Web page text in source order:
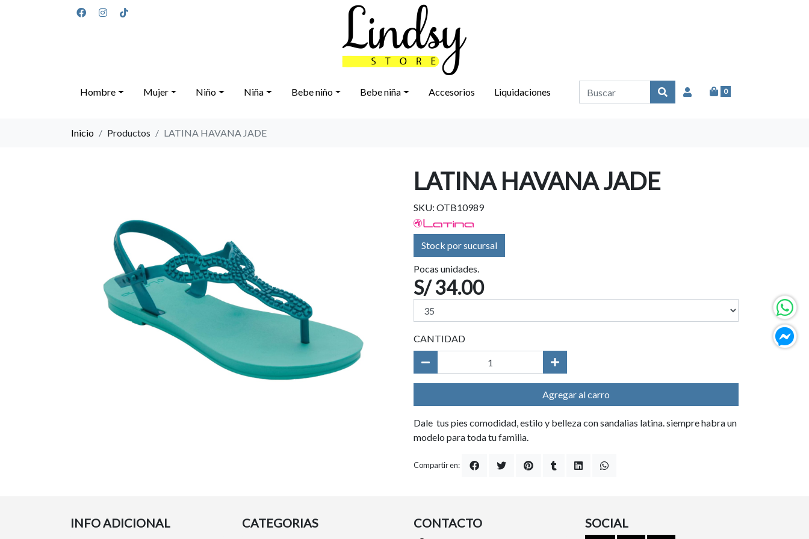
0
Hombre Mujer Niño Niña Bebe niño Bebe niña Accesorios Liquidaciones
Inicio Productos LATINA HAVANA JADE
LATINA HAVANA JADE
SKU: OTB10989
Stock por sucursal
Pocas unidades.
S/ 34.00
CANTIDAD
Agregar al carro
Dale tus pies comodidad, estilo y belleza con sandalias latina. siempre habra un
modelo para toda tu familia.
Compartir en:
INFO ADICIONAL CATEGORIAS CONTACTO SOCIAL